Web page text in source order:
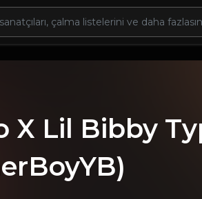
X Lil Bibby